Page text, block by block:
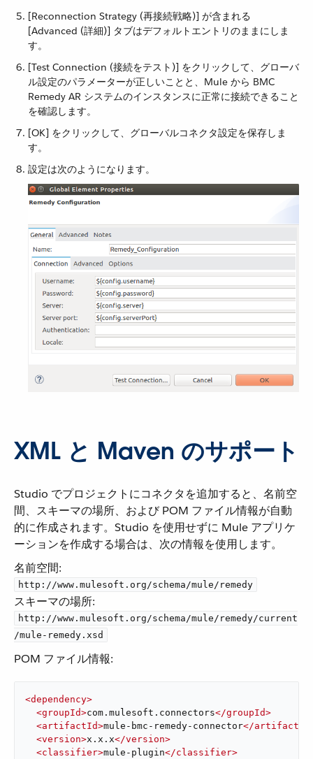
[Reconnection Strategy (再接続戦略)] が含まれる
[Advanced (詳細)] タブはデフォルトエントリのままにしま
す。
[Test Connection (接続をテスト)] をクリックして、グローバ
ル設定のパラメーターが正しいことと、Mule から BMC
Remedy AR システムのインスタンスに正常に接続できること
を確認します。
[OK] をクリックして、グローバルコネクタ設定を保存しま
す。
設定は次のようになります。
XML と Maven のサポート
Studio でプロジェクトにコネクタを追加すると、名前空
間、スキーマの場所、および POM ファイル情報が自動
的に作成されます。Studio を使用せずに Mule アプリケ
ーションを作成する場合は、次の情報を使用します。
名前空間:
http://www.mulesoft.org/schema/mule/remedy
スキーマの場所:
http://www.mulesoft.org/schema/mule/remedy/current
/mule-remedy.xsd
POM ファイル情報:
<dependency>
<groupId>com.mulesoft.connectors</groupId>
<artifactId>mule-bmc-remedy-connector</artifactId
<version>x.x.x</version>
<classifier>mule-plugin</classifier>